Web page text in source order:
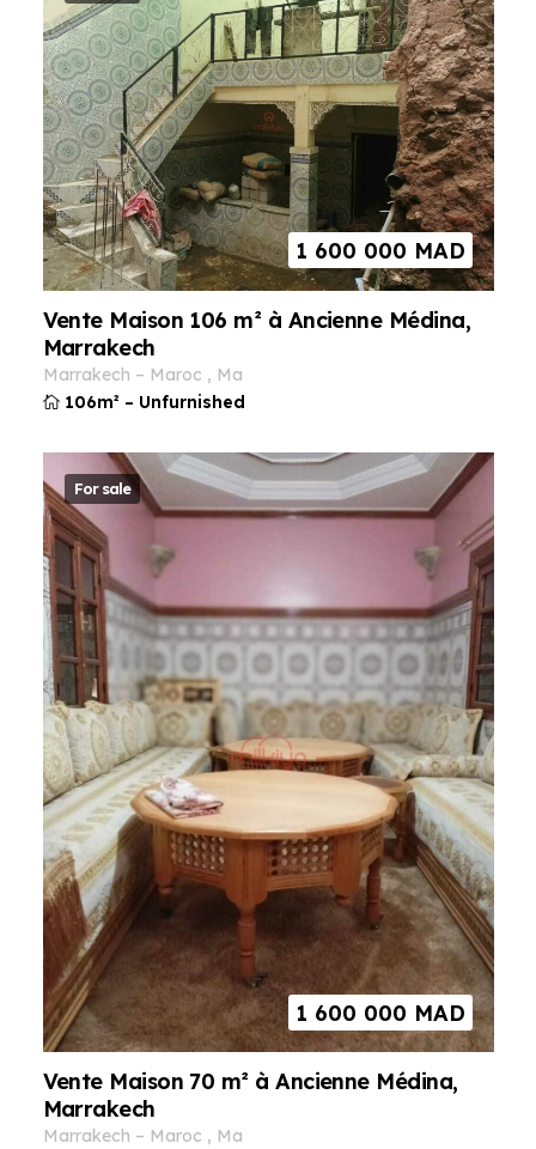
1 600 000 MAD
Vente Maison 106 m² à Ancienne Médina,
Marrakech
marrakech – maroc ,
ma
106m² – Unfurnished
For sale
1 600 000 MAD
Vente Maison 70 m² à Ancienne Médina,
Marrakech
marrakech – maroc ,
ma